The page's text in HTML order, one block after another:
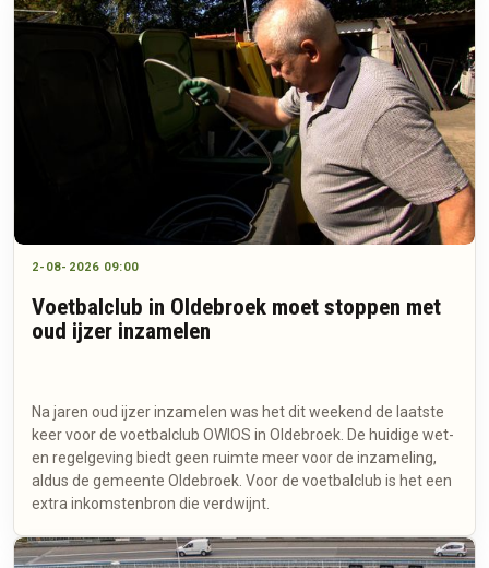
2-08-2026 09:00
Voetbalclub in Oldebroek moet stoppen met
oud ijzer inzamelen
Na jaren oud ijzer inzamelen was het dit weekend de laatste
keer voor de voetbalclub OWIOS in Oldebroek. De huidige wet-
en regelgeving biedt geen ruimte meer voor de inzameling,
aldus de gemeente Oldebroek. Voor de voetbalclub is het een
extra inkomstenbron die verdwijnt.